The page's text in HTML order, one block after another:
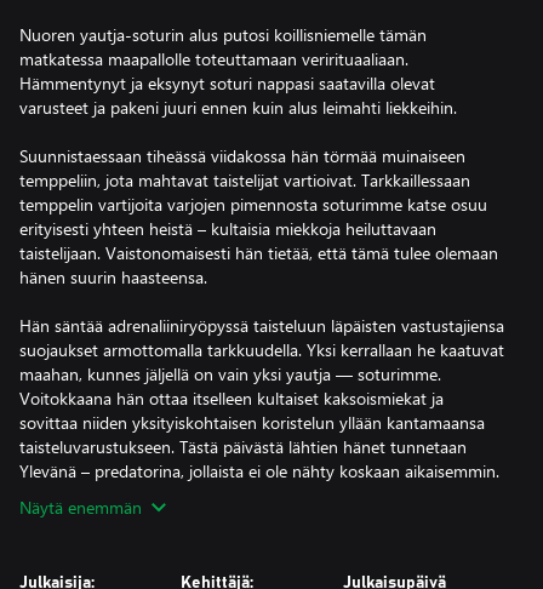
Nuoren yautja-soturin alus putosi koillisniemelle tämän
matkatessa maapallolle toteuttamaan verirituaaliaan.
Hämmentynyt ja eksynyt soturi nappasi saatavilla olevat
varusteet ja pakeni juuri ennen kuin alus leimahti liekkeihin.
Suunnistaessaan tiheässä viidakossa hän törmää muinaiseen
temppeliin, jota mahtavat taistelijat vartioivat. Tarkkaillessaan
temppelin vartijoita varjojen pimennosta soturimme katse osuu
erityisesti yhteen heistä – kultaisia miekkoja heiluttavaan
taistelijaan. Vaistonomaisesti hän tietää, että tämä tulee olemaan
hänen suurin haasteensa.
Hän säntää adrenaliiniryöpyssä taisteluun läpäisten vastustajiensa
suojaukset armottomalla tarkkuudella. Yksi kerrallaan he kaatuvat
maahan, kunnes jäljellä on vain yksi yautja — soturimme.
Voitokkaana hän ottaa itselleen kultaiset kaksoismiekat ja
sovittaa niiden yksityiskohtaisen koristelun yllään kantamaansa
taisteluvarustukseen. Tästä päivästä lähtien hänet tunnetaan
Ylevänä – predatorina, jollaista ei ole nähty koskaan aikaisemmin.
Näytä enemmän
Julkaisija: Kehittäjä: Julkaisupäivä